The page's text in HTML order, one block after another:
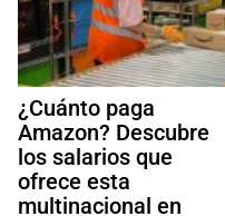
¿Cuánto paga
Amazon? Descubre
los salarios que
ofrece esta
multinacional en